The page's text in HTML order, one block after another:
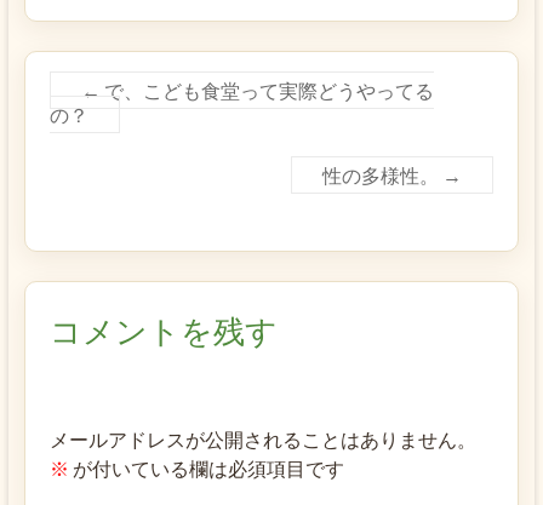
← で、こども食堂って実際どうやってる
の？
性の多様性。 →
コメントを残す
メールアドレスが公開されることはありません。
※ が付いている欄は必須項目です